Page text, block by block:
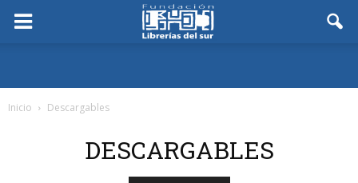
Inicio Descargables
DESCARGABLES